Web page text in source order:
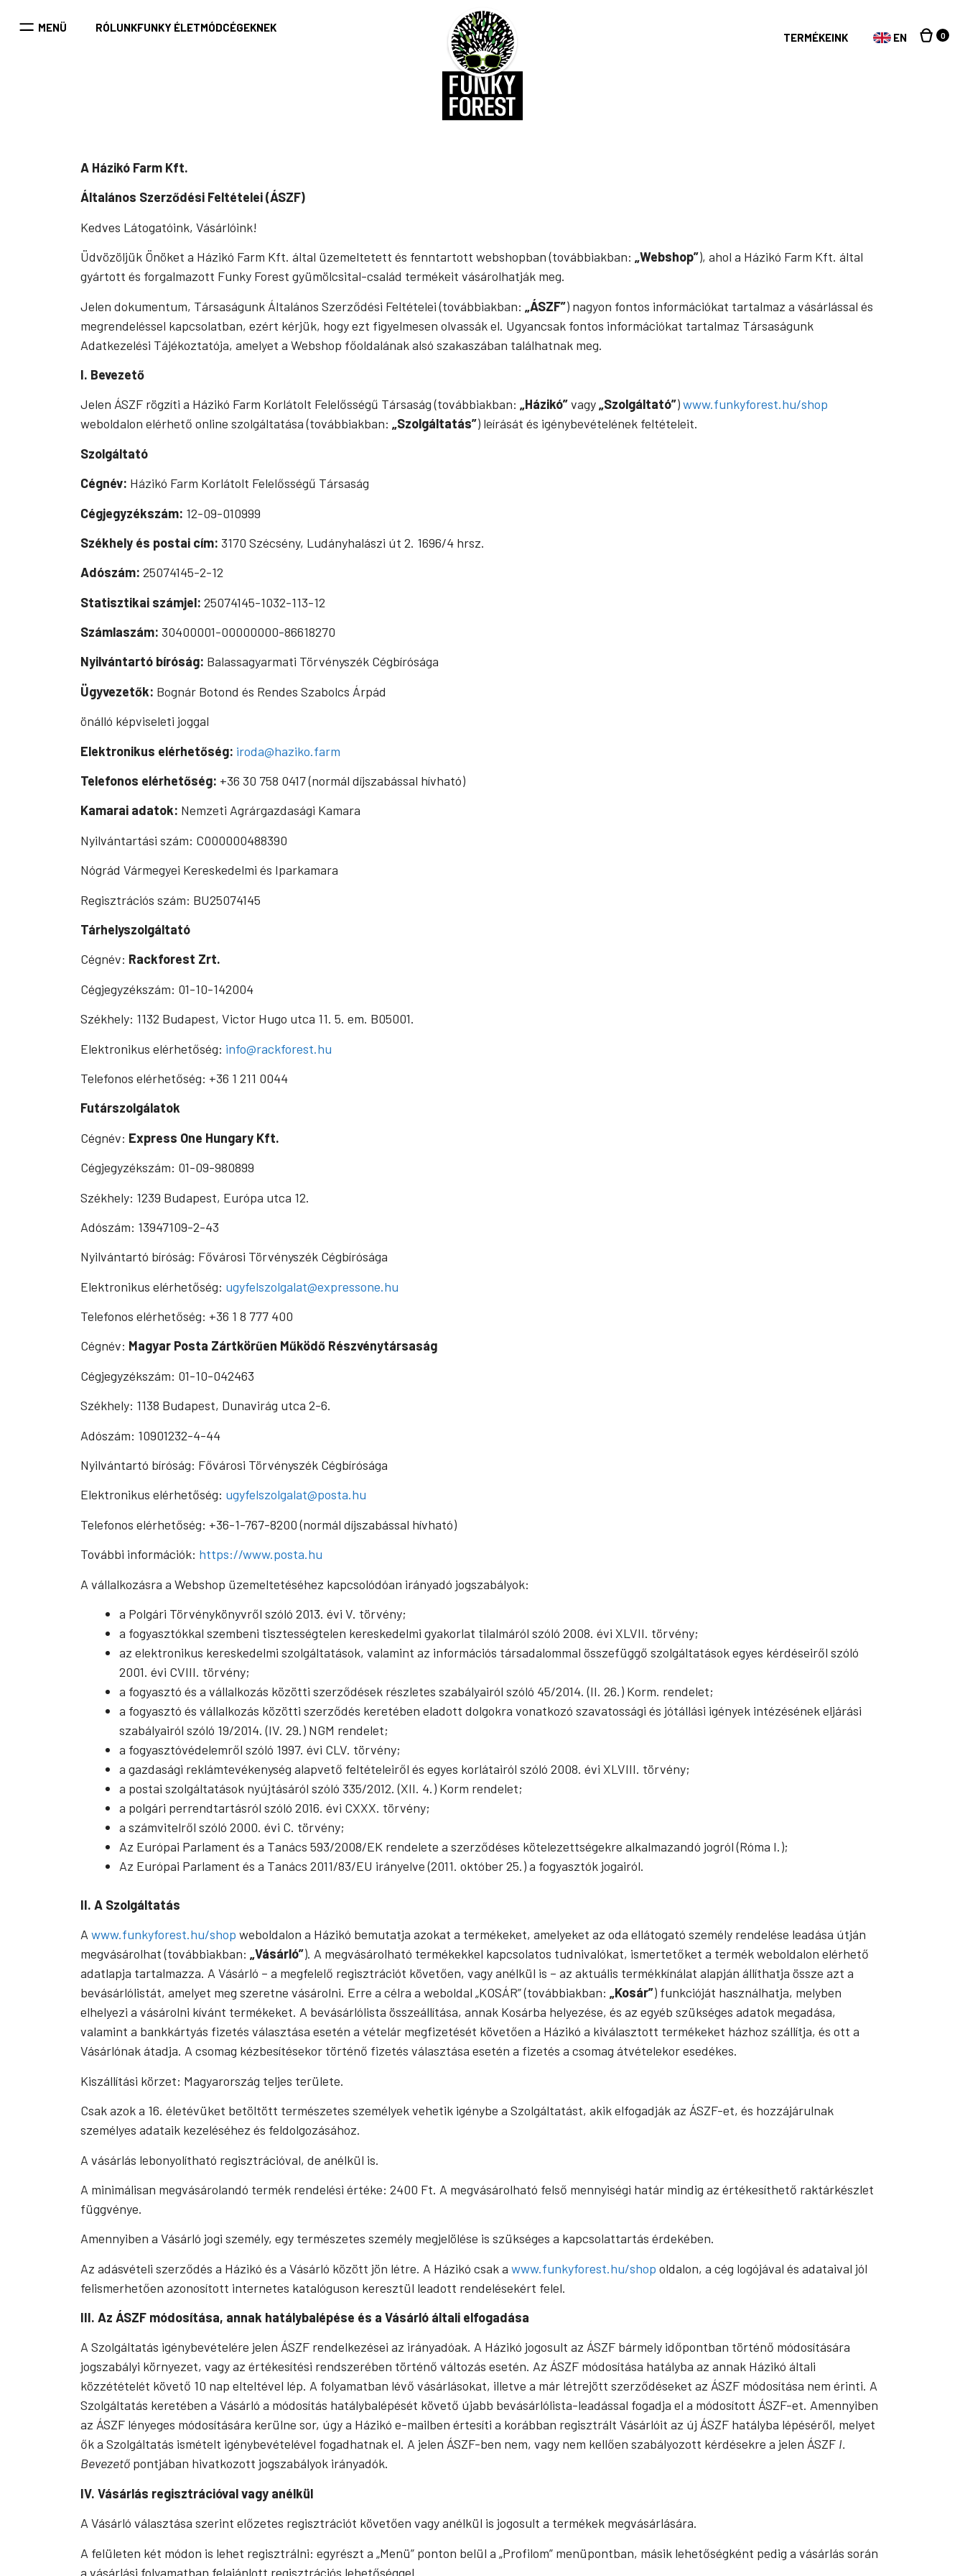
MENÜ RÓLUNKFUNKY ÉLETMÓDCÉGEKNEK
TERMÉKEINK EN 0
A Házikó Farm Kft.
Általános Szerződési Feltételei (ÁSZF)
Kedves Látogatóink, Vásárlóink!
Üdvözöljük Önöket a Házikó Farm Kft. által üzemeltetett és fenntartott webshopban (továbbiakban: „Webshop”), ahol a Házikó Farm Kft. által
gyártott és forgalmazott Funky Forest gyümölcsital-család termékeit vásárolhatják meg.
Jelen dokumentum, Társaságunk Általános Szerződési Feltételei (továbbiakban: „ÁSZF”) nagyon fontos információkat tartalmaz a vásárlással és
megrendeléssel kapcsolatban, ezért kérjük, hogy ezt figyelmesen olvassák el. Ugyancsak fontos információkat tartalmaz Társaságunk
Adatkezelési Tájékoztatója, amelyet a Webshop főoldalának alsó szakaszában találhatnak meg.
I. Bevezető
Jelen ÁSZF rögzíti a Házikó Farm Korlátolt Felelősségű Társaság (továbbiakban: „Házikó”vagy„Szolgáltató”)www.funkyforest.hu/shop
weboldalon elérhető online szolgáltatása (továbbiakban: „Szolgáltatás”) leírását és igénybevételének feltételeit.
Szolgáltató
Cégnév: Házikó Farm Korlátolt Felelősségű Társaság
Cégjegyzékszám: 12-09-010999
Székhely és postai cím: 3170 Szécsény, Ludányhalászi út 2. 1696/4 hrsz.
Adószám: 25074145-2-12
Statisztikai számjel: 25074145-1032-113-12
Számlaszám: 30400001-00000000-86618270
Nyilvántartó bíróság: Balassagyarmati Törvényszék Cégbírósága
Ügyvezetők: Bognár Botond és Rendes Szabolcs Árpád
önálló képviseleti joggal
Elektronikus elérhetőség: iroda@haziko.farm
Telefonos elérhetőség: +36 30 758 0417 (normál díjszabással hívható)
Kamarai adatok: Nemzeti Agrárgazdasági Kamara
Nyilvántartási szám: C000000488390
Nógrád Vármegyei Kereskedelmi és Iparkamara
Regisztrációs szám: BU25074145
Tárhelyszolgáltató
Cégnév: Rackforest Zrt.
Cégjegyzékszám: 01-10-142004
Székhely: 1132 Budapest, Victor Hugo utca 11. 5. em. B05001.
Elektronikus elérhetőség: info@rackforest.hu
Telefonos elérhetőség: +36 1 211 0044
Futárszolgálatok
Cégnév: Express One Hungary Kft.
Cégjegyzékszám: 01-09-980899
Székhely: 1239 Budapest, Európa utca 12.
Adószám: 13947109-2-43
Nyilvántartó bíróság: Fővárosi Törvényszék Cégbírósága
Elektronikus elérhetőség: ugyfelszolgalat@expressone.hu
Telefonos elérhetőség: +36 1 8 777 400
Cégnév: Magyar Posta Zártkörűen Működő Részvénytársaság
Cégjegyzékszám: 01-10-042463
Székhely: 1138 Budapest, Dunavirág utca 2-6.
Adószám: 10901232-4-44
Nyilvántartó bíróság: Fővárosi Törvényszék Cégbírósága
Elektronikus elérhetőség: ugyfelszolgalat@posta.hu
Telefonos elérhetőség: +36-1-767-8200 (normál díjszabással hívható)
További információk: https://www.posta.hu
A vállalkozásra a Webshop üzemeltetéséhez kapcsolódóan irányadó jogszabályok:
a Polgári Törvénykönyvről szóló 2013. évi V. törvény;
a fogyasztókkal szembeni tisztességtelen kereskedelmi gyakorlat tilalmáról szóló 2008. évi XLVII. törvény;
az elektronikus kereskedelmi szolgáltatások, valamint az információs társadalommal összefüggő szolgáltatások egyes kérdéseiről szóló
2001. évi CVIII. törvény;
a fogyasztó és a vállalkozás közötti szerződések részletes szabályairól szóló 45/2014. (II. 26.) Korm. rendelet;
a fogyasztó és vállalkozás közötti szerződés keretében eladott dolgokra vonatkozó szavatossági és jótállási igények intézésének eljárási
szabályairól szóló 19/2014. (IV. 29.) NGM rendelet;
a fogyasztóvédelemről szóló 1997. évi CLV. törvény;
a gazdasági reklámtevékenység alapvető feltételeiről és egyes korlátairól szóló 2008. évi XLVIII. törvény;
a postai szolgáltatások nyújtásáról szóló 335/2012. (XII. 4.) Korm rendelet;
a polgári perrendtartásról szóló 2016. évi CXXX. törvény;
a számvitelről szóló 2000. évi C. törvény;
Az Európai Parlament és a Tanács 593/2008/EK rendelete a szerződéses kötelezettségekre alkalmazandó jogról (Róma I.);
Az Európai Parlament és a Tanács 2011/83/EU irányelve (2011. október 25.) a fogyasztók jogairól.
II. A Szolgáltatás
A www.funkyforest.hu/shop weboldalon a Házikó bemutatja azokat a termékeket, amelyeket az oda ellátogató személy rendelése leadása útján
megvásárolhat (továbbiakban: „Vásárló”). A megvásárolható termékekkel kapcsolatos tudnivalókat, ismertetőket a termék weboldalon elérhető
adatlapja tartalmazza. A Vásárló – a megfelelő regisztrációt követően, vagy anélkül is – az aktuális termékkínálat alapján állíthatja össze azt a
bevásárlólistát, amelyet meg szeretne vásárolni. Erre a célra a weboldal „KOSÁR” (továbbiakban: „Kosár”) funkcióját használhatja, melyben
elhelyezi a vásárolni kívánt termékeket. A bevásárlólista összeállítása, annak Kosárba helyezése, és az egyéb szükséges adatok megadása,
valamint a bankkártyás fizetés választása esetén a vételár megfizetését követően a Házikó a kiválasztott termékeket házhoz szállítja, és ott a
Vásárlónak átadja. A csomag kézbesítésekor történő fizetés választása esetén a fizetés a csomag átvételekor esedékes.
Kiszállítási körzet: Magyarország teljes területe.
Csak azok a 16. életévüket betöltött természetes személyek vehetik igénybe a Szolgáltatást, akik elfogadják az ÁSZF-et, és hozzájárulnak
személyes adataik kezeléséhez és feldolgozásához.
A vásárlás lebonyolítható regisztrációval, de anélkül is.
A minimálisan megvásárolandó termék rendelési értéke: 2400 Ft. A megvásárolható felső mennyiségi határ mindig az értékesíthető raktárkészlet
függvénye.
Amennyiben a Vásárló jogi személy, egy természetes személy megjelölése is szükséges a kapcsolattartás érdekében.
Az adásvételi szerződés a Házikó és a Vásárló között jön létre. A Házikó csak a www.funkyforest.hu/shop oldalon, a cég logójával és adataival jól
felismerhetően azonosított internetes katalóguson keresztül leadott rendelésekért felel.
III. Az ÁSZF módosítása, annak hatálybalépése és a Vásárló általi elfogadása
A Szolgáltatás igénybevételére jelen ÁSZF rendelkezései az irányadóak. A Házikó jogosult az ÁSZF bármely időpontban történő módosítására
jogszabályi környezet, vagy az értékesítési rendszerében történő változás esetén. Az ÁSZF módosítása hatályba az annak Házikó általi
közzétételét követő 10 nap elteltével lép. A folyamatban lévő vásárlásokat, illetve a már létrejött szerződéseket az ÁSZF módosítása nem érinti. A
Szolgáltatás keretében a Vásárló a módosítás hatálybalépését követő újabb bevásárlólista-leadással fogadja el a módosított ÁSZF-et. Amennyiben
az ÁSZF lényeges módosítására kerülne sor, úgy a Házikó e-mailben értesíti a korábban regisztrált Vásárlóit az új ÁSZF hatályba lépéséről, melyet
ők a Szolgáltatás ismételt igénybevételével fogadhatnak el. A jelen ÁSZF-ben nem, vagy nem kellően szabályozott kérdésekre a jelen ÁSZF I.
Bevezető pontjában hivatkozott jogszabályok irányadók.
IV. Vásárlás regisztrációval vagy anélkül
A Vásárló választása szerint előzetes regisztrációt követően vagy anélkül is jogosult a termékek megvásárlására.
A felületen két módon is lehet regisztrálni: egyrészt a „Menü” ponton belül a „Profilom” menüpontban, másik lehetőségként pedig a vásárlás során
a vásárlási folyamatban felajánlott regisztrációs lehetőséggel.